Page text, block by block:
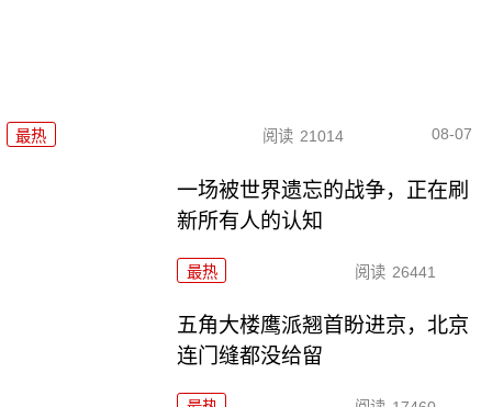
最热 阅读 21014 08-07
一场被世界遗忘的战争，正在刷
新所有人的认知
最热 阅读 26441
五角大楼鹰派翘首盼进京，北京
连门缝都没给留